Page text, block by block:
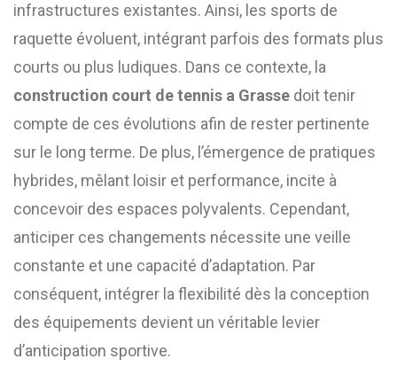
infrastructures existantes. Ainsi, les sports de
raquette évoluent, intégrant parfois des formats plus
courts ou plus ludiques. Dans ce contexte, la
construction court de tennis a Grasse doit tenir
compte de ces évolutions afin de rester pertinente
sur le long terme. De plus, l’émergence de pratiques
hybrides, mêlant loisir et performance, incite à
concevoir des espaces polyvalents. Cependant,
anticiper ces changements nécessite une veille
constante et une capacité d’adaptation. Par
conséquent, intégrer la flexibilité dès la conception
des équipements devient un véritable levier
d’anticipation sportive.